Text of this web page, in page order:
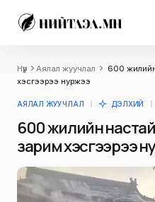
Нүүр Аялал жуучлал
600
хэсгээрээ нуржээ
АЯЛАЛ ЖУУЧЛАЛ ДЭЛХИЙ
600 жилийн
зарим хэсгээрээ